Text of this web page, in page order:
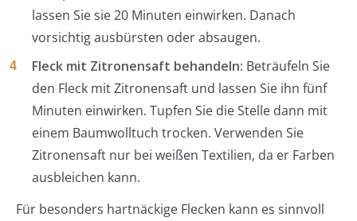
lassen Sie sie 20 Minuten einwirken. Danach
vorsichtig ausbürsten oder absaugen.
Fleck mit Zitronensaft behandeln: Beträufeln Sie
den Fleck mit Zitronensaft und lassen Sie ihn fünf
Minuten einwirken. Tupfen Sie die Stelle dann mit
einem Baumwolltuch trocken. Verwenden Sie
Zitronensaft nur bei weißen Textilien, da er Farben
ausbleichen kann.
Für besonders hartnäckige Flecken kann es sinnvoll